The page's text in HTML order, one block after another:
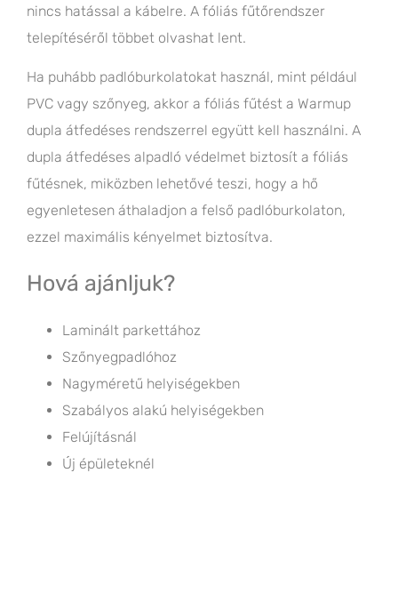
nincs hatással a kábelre. A fóliás fűtőrendszer
telepítéséről többet olvashat lent.
Ha puhább padlóburkolatokat használ, mint például
PVC vagy szőnyeg, akkor a fóliás fűtést a Warmup
dupla átfedéses rendszerrel együtt kell használni. A
dupla átfedéses alpadló védelmet biztosít a fóliás
fűtésnek, miközben lehetővé teszi, hogy a hő
egyenletesen áthaladjon a felső padlóburkolaton,
ezzel maximális kényelmet biztosítva.
Hová ajánljuk?
Laminált parkettához
Szőnyegpadlóhoz
Nagyméretű helyiségekben
Szabályos alakú helyiségekben
Felújításnál
Új épületeknél